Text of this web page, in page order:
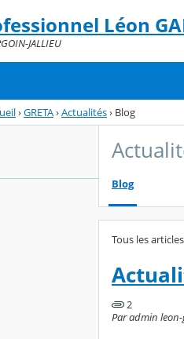
Léon
JALLIEU
›GRETA›Actualités› Blog
Blog
Tous les
2
Par admin